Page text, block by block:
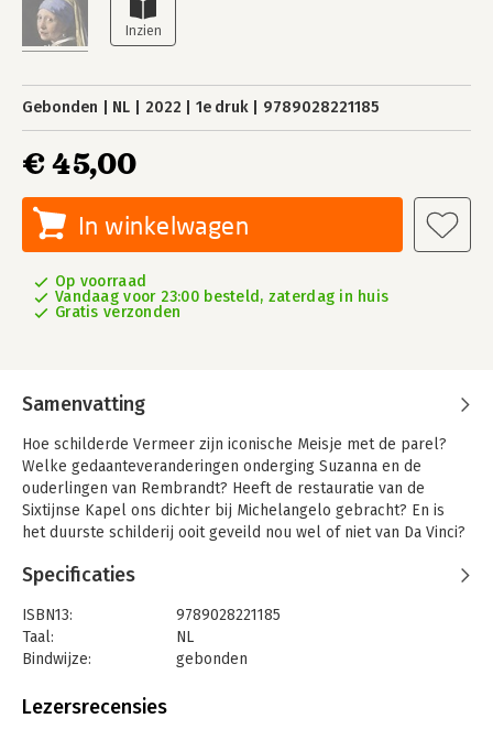
Gebonden NL 2022 1e druk 9789028221185
€ 45,00
In winkelwagen
Op voorraad
Vandaag voor 23:00 besteld, zaterdag in huis
Gratis verzonden
Samenvatting
Hoe schilderde Vermeer zijn iconische Meisje met de parel?
Welke gedaanteveranderingen onderging Suzanna en de
ouderlingen van Rembrandt? Heeft de restauratie van de
Sixtijnse Kapel ons dichter bij Michelangelo gebracht? En is
het duurste schilderij ooit geveild nou wel of niet van Da Vinci?
schuilgaan onder het oppervlak van bekende en minder
Een kunstwerk geeft niet al zijn geheimen prijs als je alleen
naar de buitenkant kijkt, en de tijd versluiert wat we over
Dit rijk geïllustreerde boek neemt de lezer mee op een
Specificaties
ISBN13:
9789028221185
Taal:
NL
Bindwijze:
gebonden
Uitgever:
Lezersrecensies